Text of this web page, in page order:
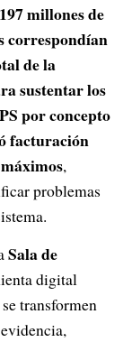
millones de
correspondían
de la
sustentar los
por concepto
facturación
,
problemas
Sala de
digital
transformen